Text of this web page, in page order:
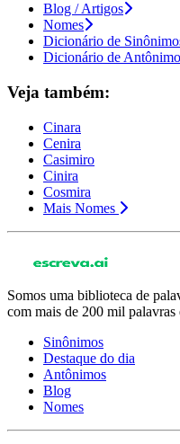
Blog / Artigos
Nomes
Dicionário de
Dicionário de
Veja também:
Cinara
Cenira
Casimiro
Cinira
Cosmira
Mais Nomes
Somos uma biblioteca de
com mais de 200 mil palavras
Sinônimos
Destaque do dia
Antônimos
Blog
Nomes